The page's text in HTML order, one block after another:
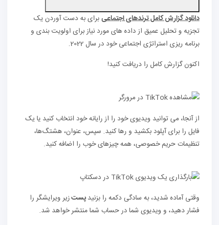
دانلود گزارش کامل ترندهای اجتماعی برای به دست آوردن یک
تجزیه و تحلیل عمیق از داده های مورد نیاز برای اولویت بندی و
برنامه ریزی استراتژی اجتماعی خود در سال 2022.
اکنون گزارش کامل را دریافت کنید!
از آنجا، می توانید ویدیوی خود را از رایانه خود انتخاب کنید یا یک
فایل را برای آپلود بکشید و رها کنید. سپس، عنوان، هشتگ‌ها،
تنظیمات حریم خصوصی، همه چیزهای خوب را اضافه کنید.
وقتی آماده شدید، به سادگی دکمه را بزنیدپستزیر ویرایشگر را
فشار دهید، و ویدیوی شما در حساب شما منتشر خواهد شد.